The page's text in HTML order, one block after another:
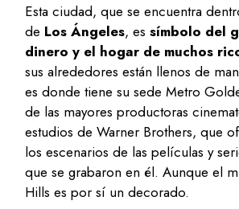
Esta ciudad, que se encuentra
de Los Ángeles, es símbolo del
dinero y el hogar de muchos
sus alrededores están llenos de
es donde tiene su sede Metro
de las mayores productoras
estudios de Warner Brothers, que
los escenarios de las películas y
que se grabaron en él. Aunque el
Hills es por sí un decorado.